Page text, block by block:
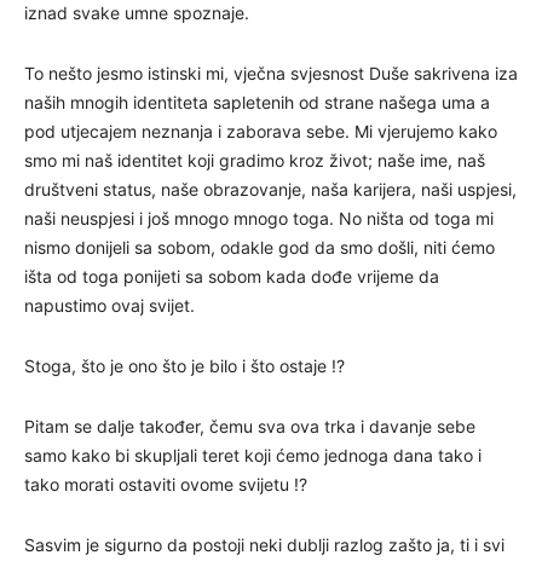
iznad svake umne spoznaje.
To nešto jesmo istinski mi, vječna svjesnost Duše sakrivena iza
naših mnogih identiteta sapletenih od strane našega uma a
pod utjecajem neznanja i zaborava sebe. Mi vjerujemo kako
smo mi naš identitet koji gradimo kroz život; naše ime, naš
društveni status, naše obrazovanje, naša karijera, naši uspjesi,
naši neuspjesi i još mnogo mnogo toga. No ništa od toga mi
nismo donijeli sa sobom, odakle god da smo došli, niti ćemo
išta od toga ponijeti sa sobom kada dođe vrijeme da
napustimo ovaj svijet.
Stoga, što je ono što je bilo i što ostaje !?
Pitam se dalje također, čemu sva ova trka i davanje sebe
samo kako bi skupljali teret koji ćemo jednoga dana tako i
tako morati ostaviti ovome svijetu !?
Sasvim je sigurno da postoji neki dublji razlog zašto ja, ti i svi